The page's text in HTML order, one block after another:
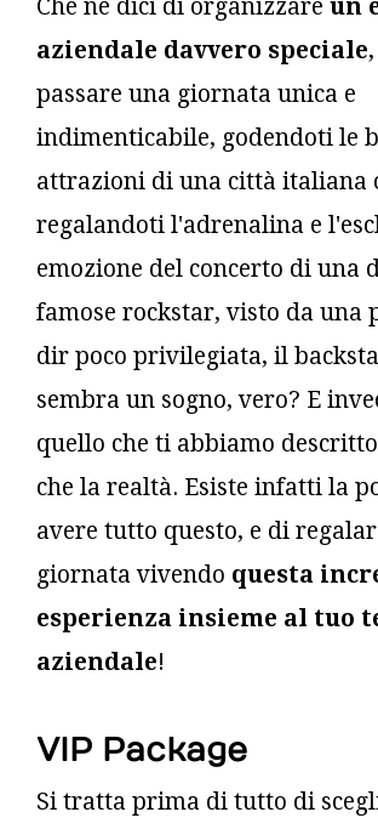
Che ne dici di organizzare un
aziendale davvero speciale
passare una giornata unica e
indimenticabile, godendoti le
attrazioni di una città italiana
regalandoti l'adrenalina e
emozione del concerto di una
famose rockstar, visto da una
dir poco privilegiata, il
sembra un sogno, vero? E
quello che ti abbiamo
che la realtà. Esiste infatti la
avere tutto questo, e di
giornata vivendo questa
esperienza insieme al tuo
aziendale!
VIP Package
Si tratta prima di tutto di